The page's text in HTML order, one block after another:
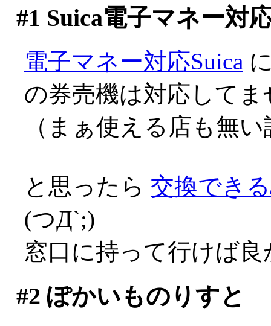
#1 Suica電子マネー対
電子マネー対応Suica
の券売機は対応して
（まぁ使える店も無
と思ったら 交換でき
(つД`;)
窓口に持って行けば
#2 ぽかいものりすと